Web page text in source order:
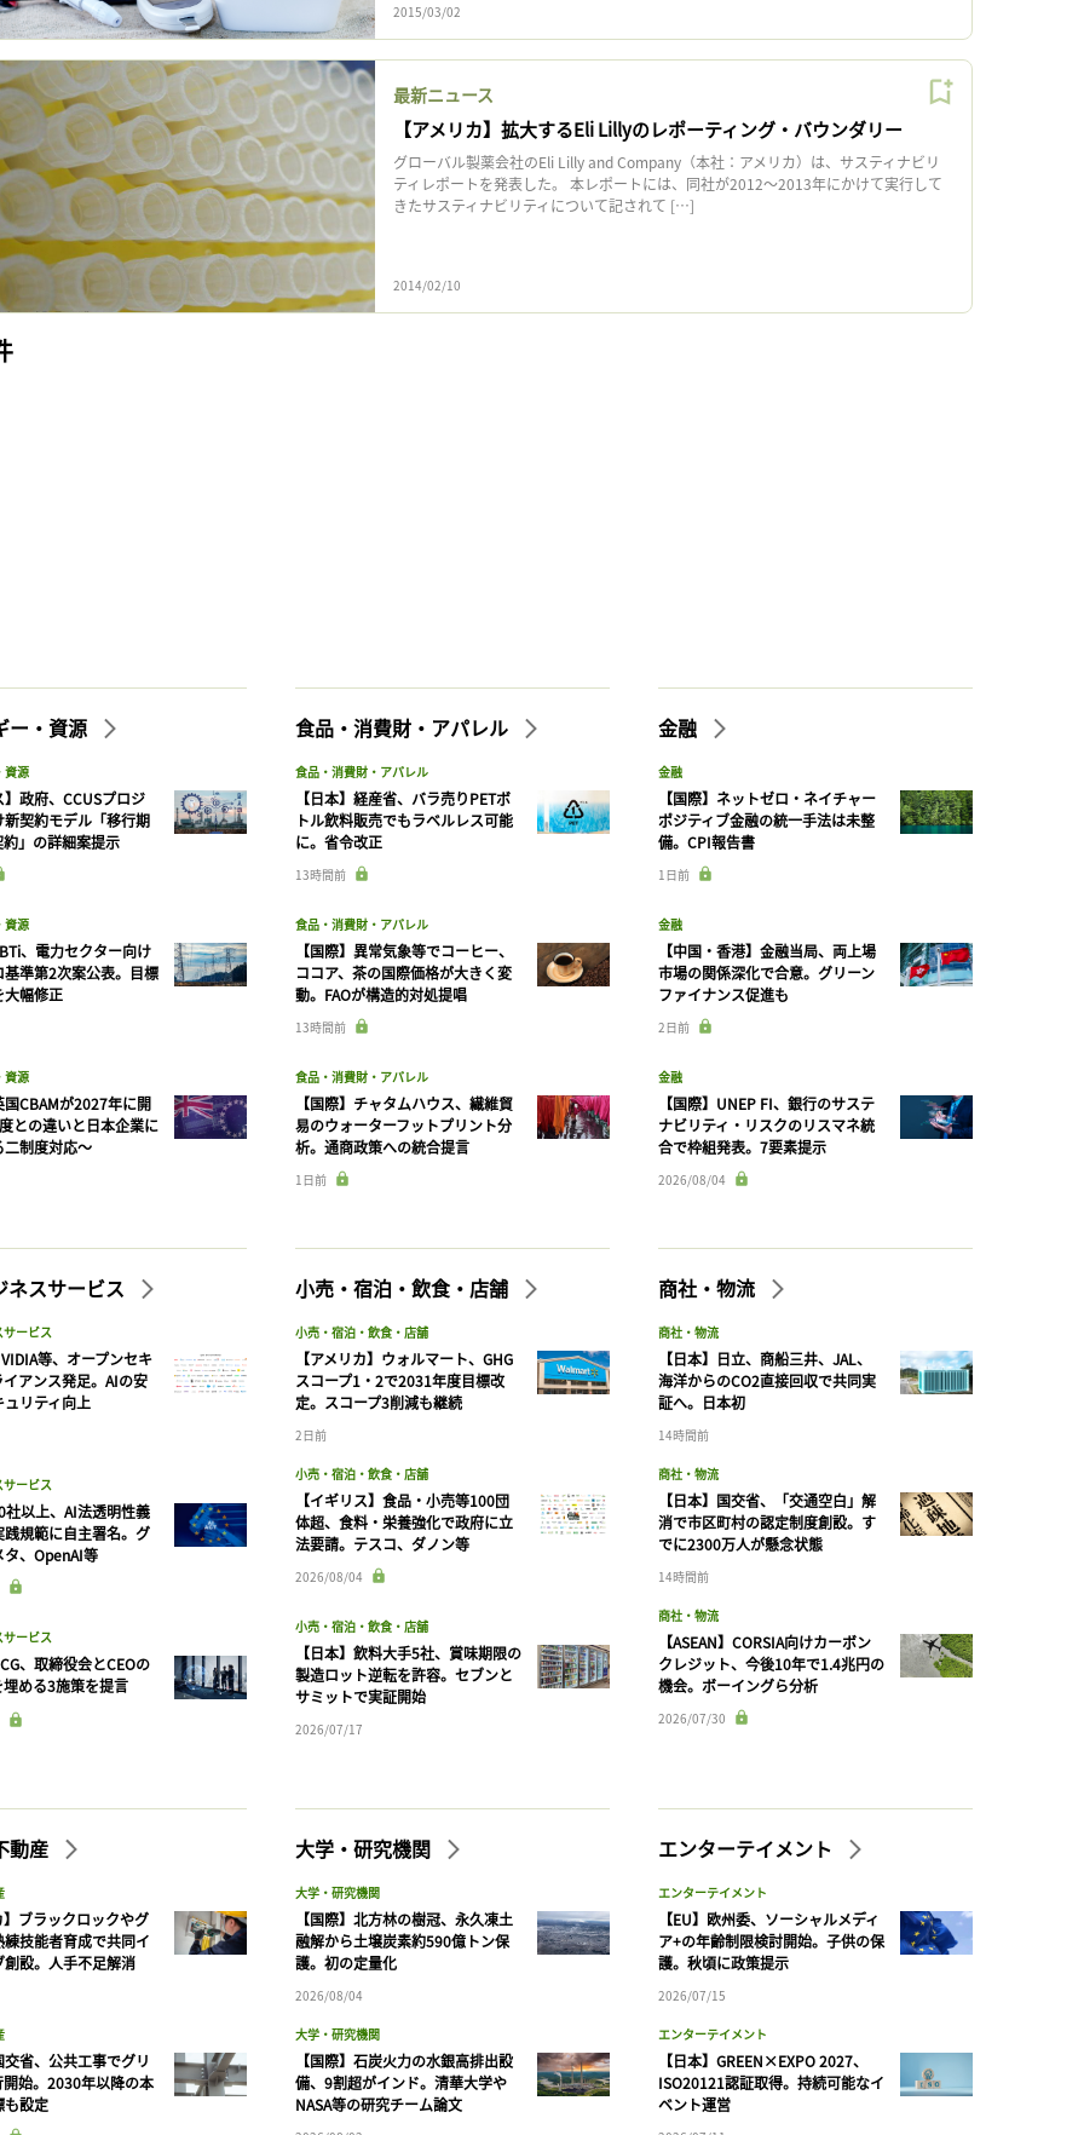
2015/03/02
最新ニュース
【アメリカ】拡大するEli Lillyのレポーティング・バウンダリー
グローバル製薬会社のEli Lilly and Company（本社：アメリカ）は、サスティナビリ
ティレポートを発表した。 本レポートには、同社が2012〜2013年にかけて実行して
きたサスティナビリティについて記されて […]
2014/02/10
ー・資源
資源
政府、CCUSプロジ
新契約モデル「移行期
」の詳細案提示
資源
、電力セクター向け
基準第2次案公表。目標
大幅修正
資源
CBAMが2027年に開
との違いと日本企業に
二制度対応〜
食品・消費財・アパレル
食品・消費財・アパレル
【日本】経産省、バラ売りPETボ
トル飲料販売でもラベルレス可能
に。省令改正
13時間前
食品・消費財・アパレル
【国際】異常気象等でコーヒー、
ココア、茶の国際価格が大きく変
動。FAOが構造的対処提唱
13時間前
食品・消費財・アパレル
【国際】チャタムハウス、繊維貿
易のウォーターフットプリント分
析。通商政策への統合提言
1日前
金融
金融
【国際】ネットゼロ・ネイチャー
ポジティブ金融の統一手法は未整
備。CPI報告書
1日前
金融
【中国・香港】金融当局、両上場
市場の関係深化で合意。グリーン
ファイナンス促進も
2日前
金融
【国際】UNEP FI、銀行のサステ
ナビリティ・リスクのリスマネ統
合で枠組発表。7要素提示
2026/08/04
ネスサービス
ービス
等、オープンセキ
アンス発足。AIの安
リティ向上
ービス
社以上、AI法透明性義
践規範に自主署名。グ
タ、OpenAI等
ービス
、取締役会とCEOの
める3施策を提言
小売・宿泊・飲食・店舗
小売・宿泊・飲食・店舗
【アメリカ】ウォルマート、GHG
スコープ1・2で2031年度目標改
定。スコープ3削減も継続
2日前
小売・宿泊・飲食・店舗
【イギリス】食品・小売等100団
体超、食料・栄養強化で政府に立
法要請。テスコ、ダノン等
2026/08/04
小売・宿泊・飲食・店舗
【日本】飲料大手5社、賞味期限の
製造ロット逆転を許容。セブンと
サミットで実証開始
2026/07/17
商社・物流
商社・物流
【日本】日立、商船三井、JAL、
海洋からのCO2直接回収で共同実
証へ。日本初
14時間前
商社・物流
【日本】国交省、「交通空白」解
消で市区町村の認定制度創設。す
でに2300万人が懸念状態
14時間前
商社・物流
【ASEAN】CORSIA向けカーボン
クレジット、今後10年で1.4兆円の
機会。ボーイングら分析
2026/07/30
動産
ブラックロックやグ
技能者育成で共同イ
創設。人手不足解消
省、公共工事でグリ
開始。2030年以降の本
も設定
大学・研究機関
大学・研究機関
【国際】北方林の樹冠、永久凍土
融解から土壌炭素約590億トン保
護。初の定量化
2026/08/04
大学・研究機関
【国際】石炭火力の水銀高排出設
備、9割超がインド。清華大学や
NASA等の研究チーム論文
エンターテイメント
エンターテイメント
【EU】欧州委、ソーシャルメディ
ア+の年齢制限検討開始。子供の保
護。秋頃に政策提示
2026/07/15
エンターテイメント
【日本】GREEN×EXPO 2027、
ISO20121認証取得。持続可能なイ
ベント運営